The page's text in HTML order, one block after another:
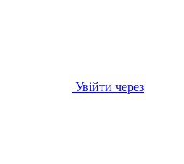
Увійти через